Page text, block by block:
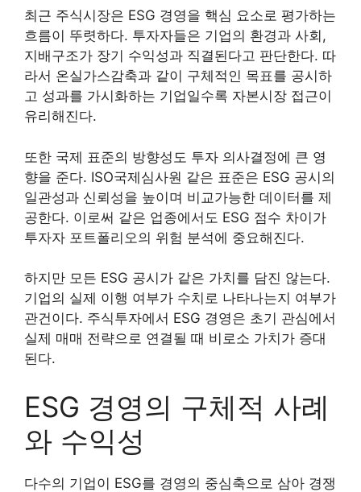
최근 주식시장은 ESG 경영을 핵심 요소로 평가하는
흐름이 뚜렷하다. 투자자들은 기업의 환경과 사회,
지배구조가 장기 수익성과 직결된다고 판단한다. 따
라서 온실가스감축과 같이 구체적인 목표를 공시하
고 성과를 가시화하는 기업일수록 자본시장 접근이
유리해진다.
또한 국제 표준의 방향성도 투자 의사결정에 큰 영
향을 준다. ISO국제심사원 같은 표준은 ESG 공시의
일관성과 신뢰성을 높이며 비교가능한 데이터를 제
공한다. 이로써 같은 업종에서도 ESG 점수 차이가
투자자 포트폴리오의 위험 분석에 중요해진다.
하지만 모든 ESG 공시가 같은 가치를 담진 않는다.
기업의 실제 이행 여부가 수치로 나타나는지 여부가
관건이다. 주식투자에서 ESG 경영은 초기 관심에서
실제 매매 전략으로 연결될 때 비로소 가치가 증대
된다.
ESG 경영의 구체적 사례
와 수익성
다수의 기업이 ESG를 경영의 중심축으로 삼아 경쟁